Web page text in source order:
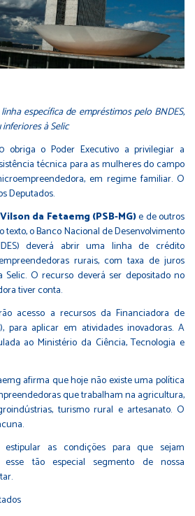
específica de empréstimos pelo BNDES,
à Selic
obriga o Poder Executivo a privilegiar a
técnica para as mulheres do campo
em regime familiar. O
Deputados.
Vilson da Fetaemg (PSB-MG)e de outros
texto, o Banco Nacional de Desenvolvimento
deverá abrir uma linha de crédito
rurais, com taxa de juros
O recurso deverá ser depositado no
tiver conta.
acesso a recursos da Financiadora de
para aplicar em atividades inovadoras. A
ao Ministério da Ciência, Tecnologia e
afirma que hoje não existe uma política
que trabalham na agricultura,
turismo rural e artesanato. O
estipular as condições para que sejam
tão especial segmento de nossa